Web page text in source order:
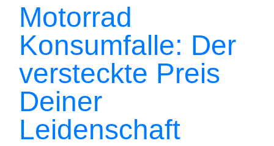
Motorrad
Konsumfalle: Der
versteckte Preis
Deiner
Leidenschaft